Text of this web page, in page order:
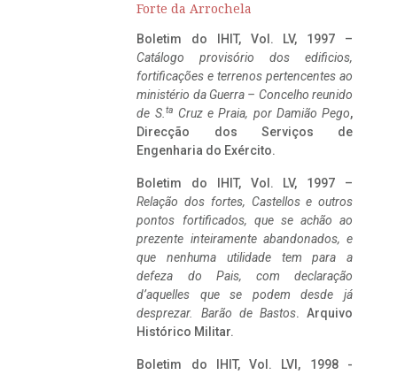
Forte da Arrochela
Boletim do IHIT, Vol. LV, 1997 –
Catálogo provisório dos edificios,
fortificações e terrenos pertencentes ao
ministério da Guerra – Concelho reunido
de S. ta Cruz e Praia, por Damião Pego,
Direcção dos Serviços de
Engenharia do Exército.
Boletim do IHIT, Vol. LV, 1997 –
Relação dos fortes, Castellos e outros
pontos fortificados, que se achão ao
prezente inteiramente abandonados, e
que nenhuma utilidade tem para a
defeza do Pais, com declaração
d’aquelles que se podem desde já
desprezar. Barão de Bastos. Arquivo
Histórico Militar.
Boletim do IHIT, Vol. LVI, 1998 -